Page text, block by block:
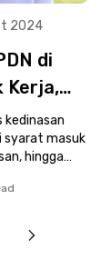
2024
di
Kerja,
dan
kedinasan
syarat masuk
hingga